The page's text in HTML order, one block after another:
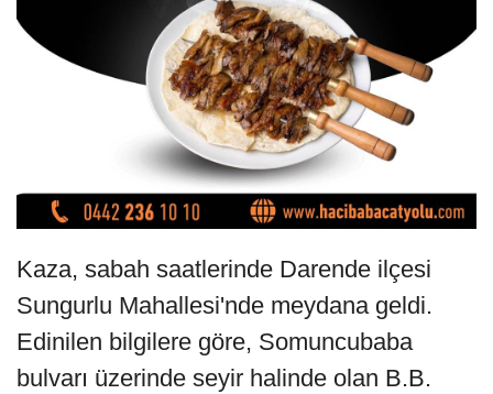
Kaza, sabah saatlerinde Darende ilçesi
Sungurlu Mahallesi'nde meydana geldi.
Edinilen bilgilere göre, Somuncubaba
bulvarı üzerinde seyir halinde olan B.B.